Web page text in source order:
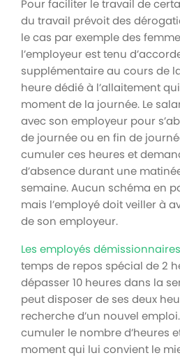
Pour faciliter le travail de
du travail prévoit des
le cas par exemple des
l’employeur est tenu
supplémentaire au cours de
heure dédié à l’allaitement
moment de la journée. Le
avec son employeur pour
de journée ou en fin de
cumuler ces heures et
d’absence durant une
semaine. Aucun schéma en
mais l’employé doit veiller à
de son employeur.
Les employés démissionnaires
temps de repos spécial de 2
dépasser 10 heures dans la
peut disposer de ses deux
recherche d’un nouvel
cumuler le nombre d’heures
moment qui lui convient le